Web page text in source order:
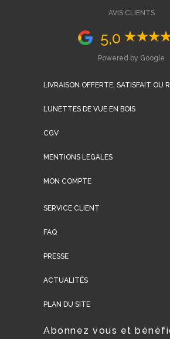
AVIS CLIENTS
5,0
Powered by Google
LIVRAISON OFFERTE, SATISFAIT OU
LUNETTES DE VUE EN BOIS
CGV
MENTIONS LEGALES
MON COMPTE
SERVICE CLIENT
FAQ
PRESSE
ACTUALITÉS
PLAN DU SITE
Abonnez vous et